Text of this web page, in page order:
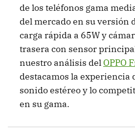
de los teléfonos gama
del mercado en su versión
carga rápida a 65W y
trasera con sensor
nuestro análisis del OPPO
destacamos la experiencia
sonido estéreo y lo
en su gama.